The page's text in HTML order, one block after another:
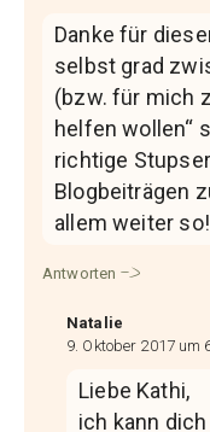
Danke für
selbst grad
(bzw. für mich
helfen wollen“
richtige
Blogbeiträgen
allem weiter so!
Antworten
Natalie
9. Oktober 2017 um
Liebe Kathi,
ich kann